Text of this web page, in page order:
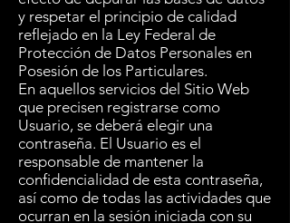
y respetar el principio de calidad
reflejado en la Ley Federal de
Protección de Datos Personales en
Posesión de los Particulares.
En aquellos servicios del Sitio Web
que precisen registrarse como
Usuario, se deberá elegir una
contraseña. El Usuario es el
responsable de mantener la
confidencialidad de esta contraseña,
así como de todas las actividades que
ocurran en la sesión iniciada con su